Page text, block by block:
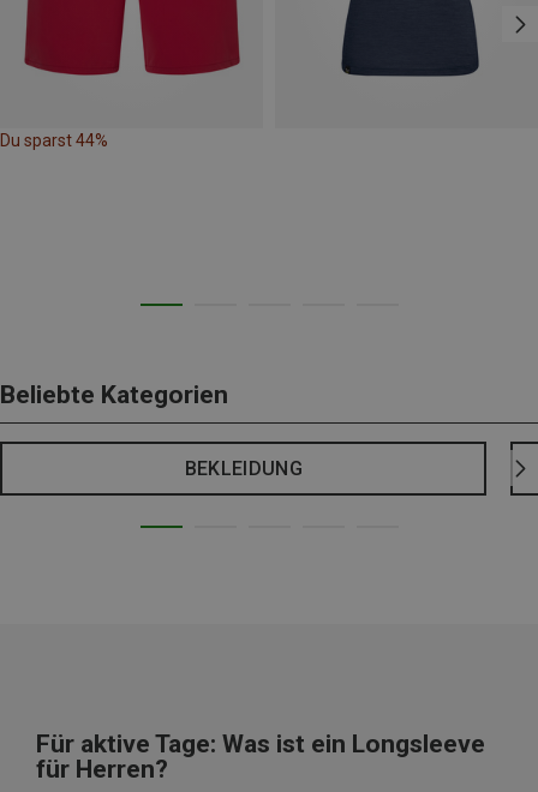
Du sparst 44%
Beliebte Kategorien
BEKLEIDUNG
Für aktive Tage: Was ist ein Longsleeve
für Herren?